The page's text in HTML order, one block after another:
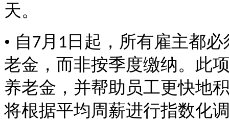
天。
• 自7月 1 日起，所有雇主都
老金，而非按季度缴纳。此
养老金，并帮助员工更快地
将根据平均周薪进行指数化